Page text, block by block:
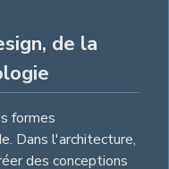
de la
formes
Dans l'architecture,
des conceptions